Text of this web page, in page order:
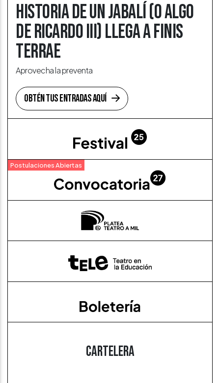
HISTORIA DE UN JABALÍ (O ALGO
DE RICARDO III) LLEGA A FINIS
TERRAE
Aprovecha la preventa
Obtén tus entradas aquí
Postulaciones Abiertas
CARTELERA